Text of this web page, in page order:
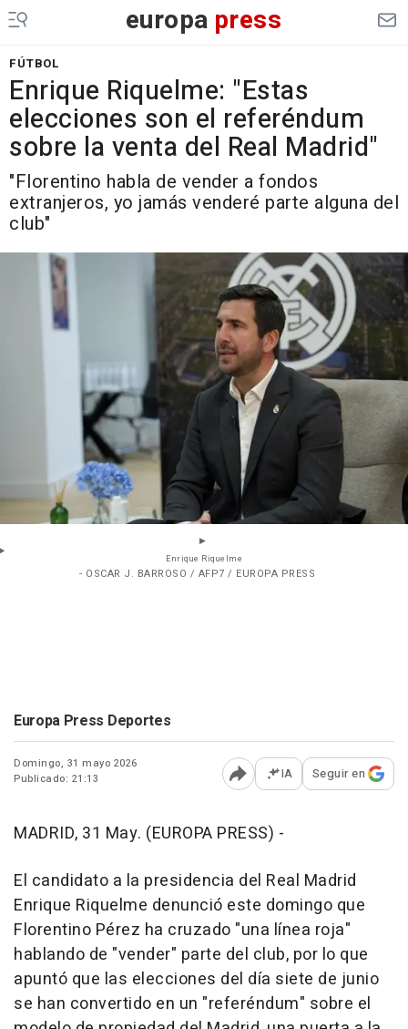
europa press
FÚTBOL
Enrique Riquelme: "Estas
elecciones son el referéndum
sobre la venta del Real Madrid"
"Florentino habla de vender a fondos
extranjeros, yo jamás venderé parte alguna del
club"
Enrique Riquelme
- OSCAR J. BARROSO / AFP7 / EUROPA PRESS
Europa Press Deportes
Domingo, 31 mayo 2026
Publicado: 21:13
Abrir opciones para
IA Seguir en
MADRID, 31 May. (EUROPA PRESS) -
El candidato a la presidencia del Real Madrid
Enrique Riquelme denunció este domingo que
Florentino Pérez ha cruzado "una línea roja"
hablando de "vender" parte del club, por lo que
apuntó que las elecciones del día siete de junio
se han convertido en un "referéndum" sobre el